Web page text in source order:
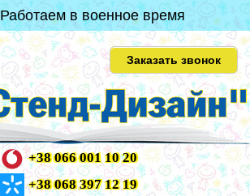
Работаем в военное время
Заказать звонок
+38 066 001 10 20
+38 068 397 12 19